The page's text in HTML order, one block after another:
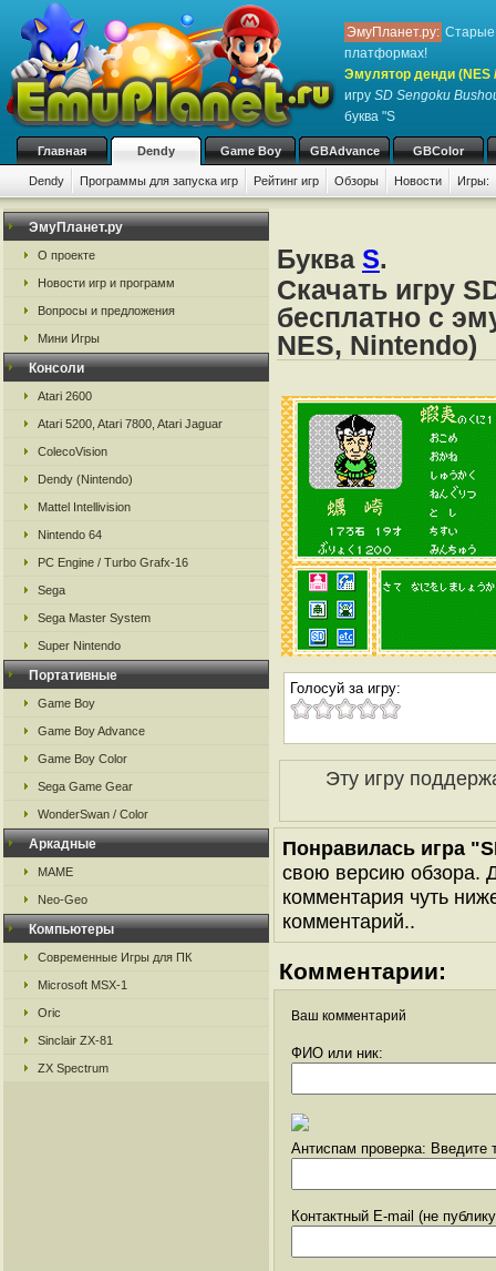
ЭмуПланет.ру: Старые
платформах!
Эмулятор денди (NES
игру SD Sengoku
буква "S
Главная Dendy Game Boy GBAdvance GBColor
Dendy Программы для запуска игр Рейтинг игр Обзоры Новости Игры:
ЭмуПланет.ру
О проекте
Новости игр и программ
Вопросы и предложения
Мини Игры
Консоли
Atari 2600
Atari 5200, Atari 7800, Atari Jaguar
ColecoVision
Dendy (Nintendo)
Mattel Intellivision
Nintendo 64
PC Engine / Turbo Grafx-16
Sega
Sega Master System
Super Nintendo
Портативные
Game Boy
Game Boy Advance
Game Boy Color
Sega Game Gear
WonderSwan / Color
Аркадные
MAME
Neo-Geo
Компьютеры
Современные Игры для ПК
Microsoft MSX-1
Oric
Sinclair ZX-81
ZX Spectrum
Буква S.
Скачать игру
бесплатно с
NES, Nintendo)
Голосуй за игру:
Эту игру
Понравилась игра
свою версию обзора.
комментария чуть
комментарий..
Комментарии:
Ваш комментарий
ФИО или ник:
Антиспам проверка: Введите
Контактный E-mail (не